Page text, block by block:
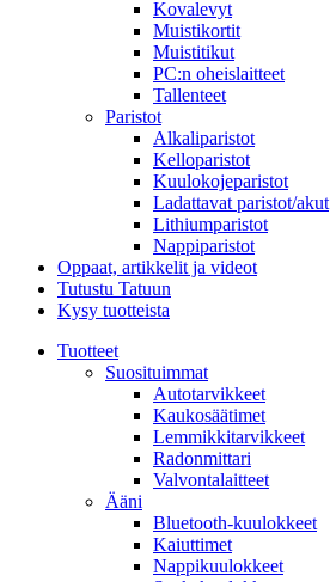
Kovalevyt
Muistikortit
Muistitikut
PC:n oheislaitteet
Tallenteet
Paristot
Alkaliparistot
Kelloparistot
Kuulokojeparistot
Ladattavat paristot/akut
Lithiumparistot
Nappiparistot
Oppaat, artikkelit ja videot
Tutustu Tatuun
Kysy tuotteista
Tuotteet
Suosituimmat
Autotarvikkeet
Kaukosäätimet
Lemmikkitarvikkeet
Radonmittari
Valvontalaitteet
Ääni
Bluetooth-kuulokkeet
Kaiuttimet
Nappikuulokkeet